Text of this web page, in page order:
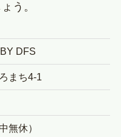
う。
DFS
まち4-1
無休）